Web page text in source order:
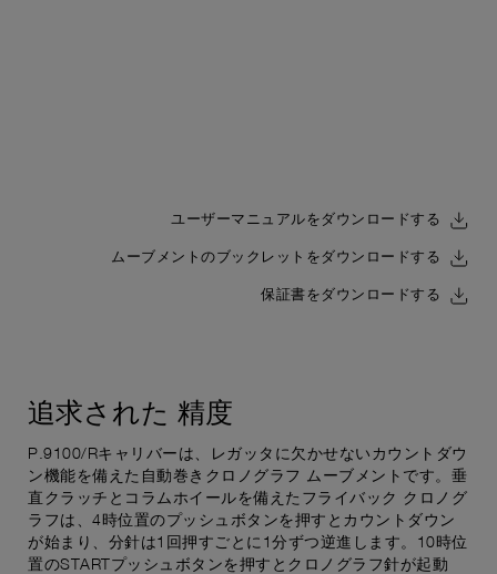
ユーザーマニュアルをダウンロードする
ムーブメントのブックレットをダウンロードする
保証書をダウンロードする
追求された 精度
P.9100/Rキャリバーは、レガッタに欠かせないカウントダウ
ン機能を備えた自動巻きクロノグラフ ムーブメントです。垂
直クラッチとコラムホイールを備えたフライバック クロノグ
ラフは、4時位置のプッシュボタンを押すとカウントダウン
が始まり、分針は1回押すごとに1分ずつ逆進します。10時位
置のSTARTプッシュボタンを押すとクロノグラフ針が起動